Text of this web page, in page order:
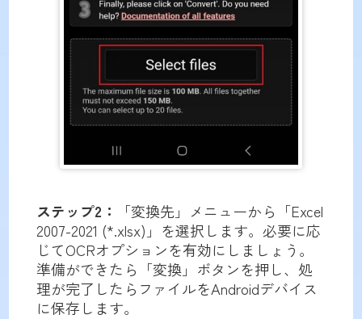
ステップ2：
「変換先」メニューから「Excel
2007-2021 (*.xlsx)」を選択します。必要に応
じてOCRオプションを有効にしましょう。
準備ができたら「変換」ボタンを押し、処
理が完了したらファイルをAndroidデバイス
に保存します。